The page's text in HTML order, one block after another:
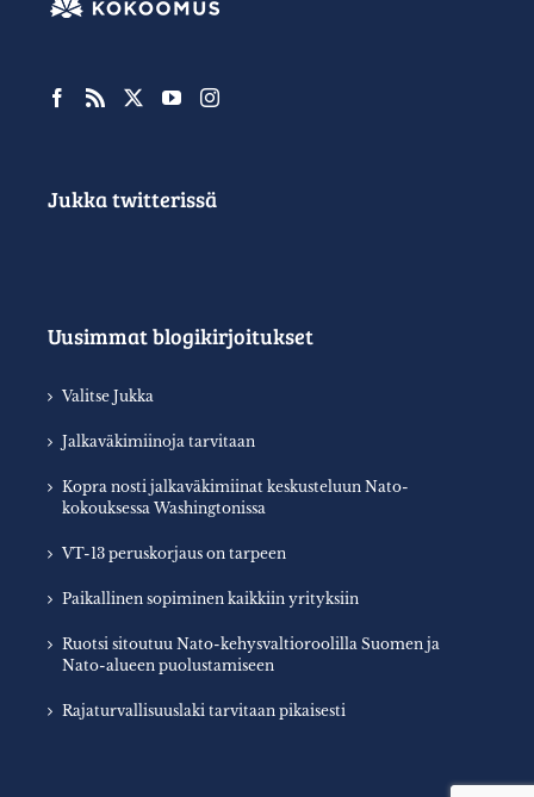
Jukka twitterissä
Uusimmat blogikirjoitukset
Valitse Jukka
Jalkaväkimiinoja tarvitaan
Kopra nosti jalkaväkimiinat keskusteluun Nato-
kokouksessa Washingtonissa
VT-13 peruskorjaus on tarpeen
Paikallinen sopiminen kaikkiin yrityksiin
Ruotsi sitoutuu Nato-kehysvaltioroolilla Suomen ja
Nato-alueen puolustamiseen
Rajaturvallisuuslaki tarvitaan pikaisesti